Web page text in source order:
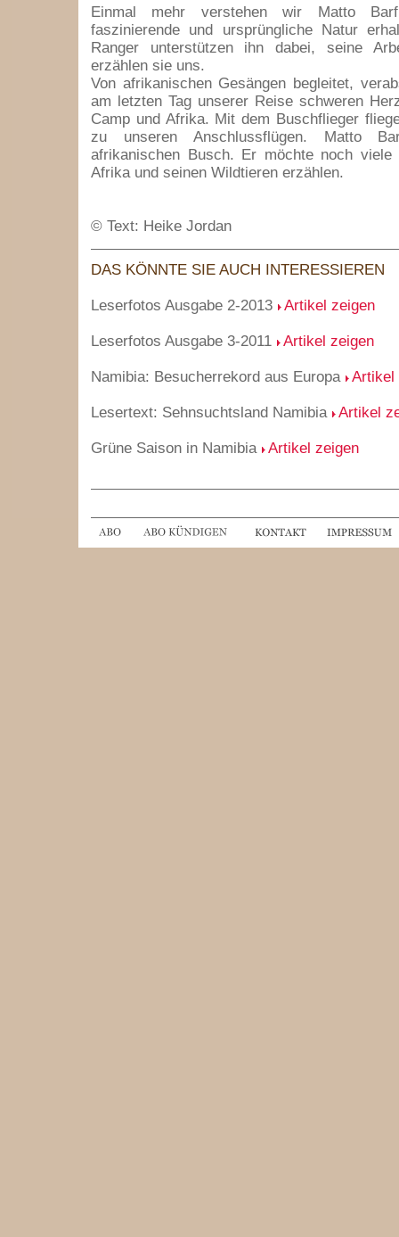
Einmal mehr verstehen wir Matto
faszinierende und ursprüngliche Natur
Ranger unterstützen ihn dabei, seine
erzählen sie uns.
Von afrikanischen Gesängen begleitet,
am letzten Tag unserer Reise schweren
Camp und Afrika. Mit dem Buschflieger
zu unseren Anschlussflügen. Matto
afrikanischen Busch. Er möchte noch viele
Afrika und seinen Wildtieren erzählen.
© Text: Heike Jordan
DAS KÖNNTE SIE AUCH INTERESSIEREN
Leserfotos Ausgabe 2-2013 Artikel zeigen
Leserfotos Ausgabe 3-2011 Artikel zeigen
Namibia: Besucherrekord aus Europa Artikel
Lesertext: Sehnsuchtsland Namibia Artikel
Grüne Saison in Namibia Artikel zeigen